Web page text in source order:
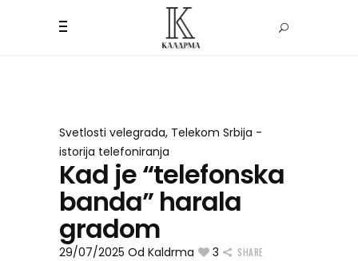
Svetlosti velegrada, Telekom Srbija -
istorija telefoniranja
Kad je “telefonska
banda” harala
gradom
29/07/2025 Od Kaldrma 3 SHARE